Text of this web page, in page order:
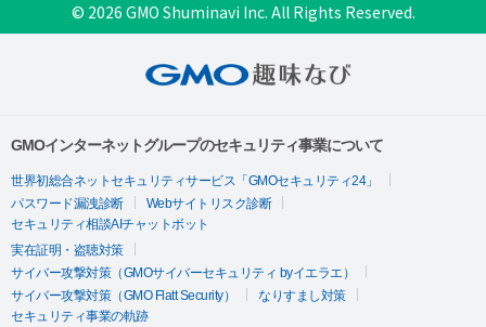
© 2026 GMO Shuminavi Inc. All Rights Reserved.